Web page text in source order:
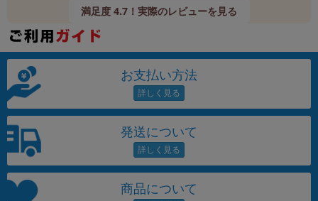
満足度 4.7！実際のレビューを見る
お支払い方法
発送について
商品について